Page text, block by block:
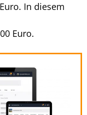
In diesem
Euro.